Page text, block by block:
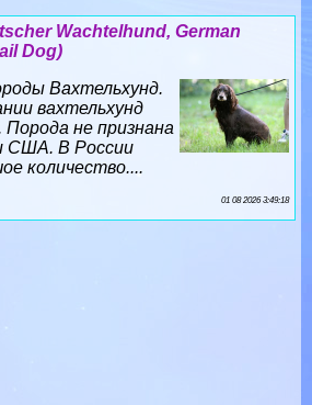
Wachtelhund, German
Dog)
Вахтельхунд.
вахтельхунд
не признана
США. В России
количество....
01 08 2026 3:49:18